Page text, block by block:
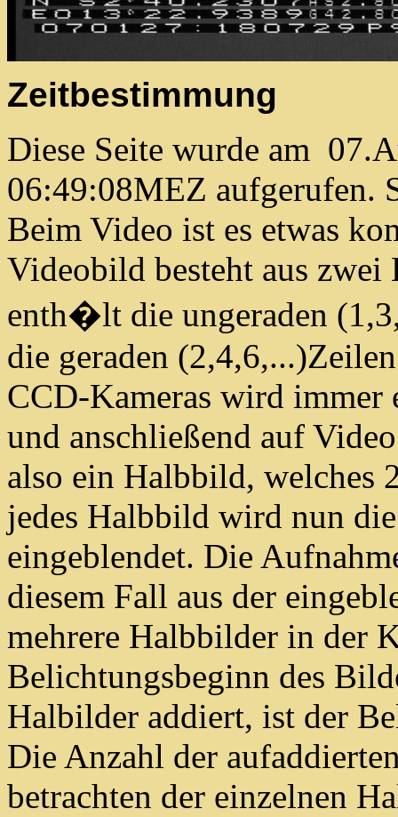
Zeitbestimmung
Diese Seite wurde am
06:49:08MEZ aufgerufen.
Beim Video ist es etwas
Videobild besteht aus
enth�lt die ungeraden
die geraden
CCD-Kameras wird
und anschließend auf
also ein Halbbild, welches
jedes Halbbild wird nun
eingeblendet. Die
diesem Fall aus der
mehrere Halbbilder in der
Belichtungsbeginn des
Halbilder addiert, ist der
Die Anzahl der
betrachten der einzelnen